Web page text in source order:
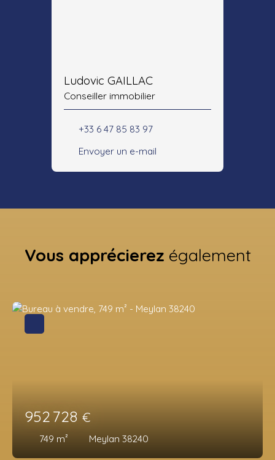
Ludovic GAILLAC
Conseiller immobilier
+33 6 47 85 83 97
Envoyer un e-mail
Vous apprécierez également
952 728 €
749 m² Meylan 38240